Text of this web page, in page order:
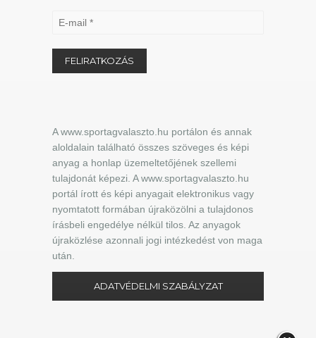
A www.sportagvalaszto.hu portálon és annak
aloldalain található összes szöveges és képi
anyag a honlap üzemeltetőjének szellemi
tulajdonát képezi. A www.sportagvalaszto.hu
portál írott és képi anyagait elektronikus vagy
nyomtatott formában újraközölni a tulajdonos
írásbeli engedélye nélkül tilos. Az anyagok
újraközlése azonnali jogi intézkedést von maga
után.
ADATVÉDELMI SZABÁLYZAT